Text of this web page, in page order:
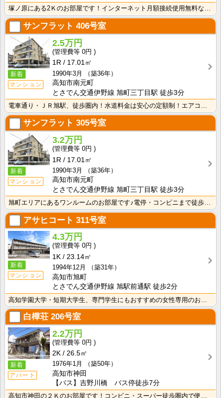
塚ノ原にある2Ｋのお部屋です！インターネット月額接続使用無料なので、月々の生活費の節約にもなりますね･･･
サンフラット 406号室
新着
マンション
2.5万円
0円
1R
17.01㎡
1990年3月
（築36年）
高知市南元町
とさでん交通伊野線 旭町三丁目駅 徒歩3分
サンフラット 305号室
新着
マンション
3.2万円
0円
1R
17.01㎡
1990年3月
（築36年）
高知市南元町
とさでん交通伊野線 旭町三丁目駅 徒歩3分
アサヒコート 311号室
新着
マンション
4.3万円
0円
1K
23.14㎡
1994年12月
（築31年）
高知市旭町
とさでん交通伊野線 旭駅前通駅 徒歩2分
白樺荘 206号室
新着
アパート
2.2万円
0円
2K
26.5㎡
1976年1月
（築50年）
高知市神田
【バス】吉野川橋 バス停徒歩7分
高知市神田の２Ｋのお部屋です！コンビニ・スーパー徒歩圏内で便利です！バス・トイレ別なので、ゆったり湯･･･